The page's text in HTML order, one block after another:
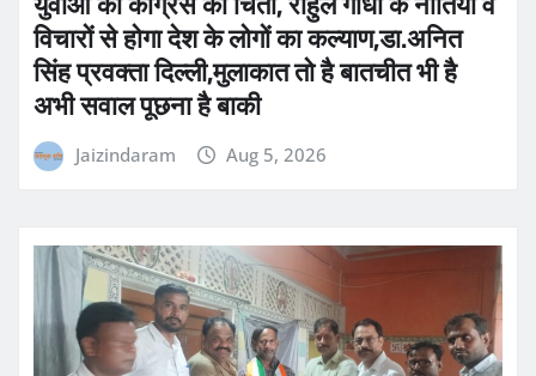
विचारों से होगा देश के लोगों का कल्याण,डा.अनित
सिंह प्रवक्ता दिल्ली,मुलाकात तो है बातचीत भी है
अभी सवाल पूछना है बाकी
Jaizindaram Aug 5, 2026